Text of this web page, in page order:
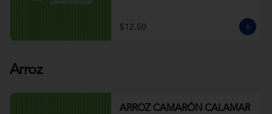
$12.50
Arroz
ARROZ CAMARÓN CALAMAR